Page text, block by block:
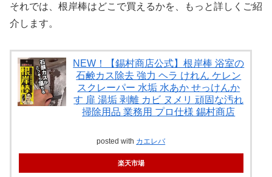
それでは、根岸棒はどこで買えるかを、もっと詳しくご紹
介します。
NEW！【錫村商店公式】根岸棒 浴室の
石鹸カス除去 強力 ヘラ けれん ケレン
スクレーパー 水垢 水あか せっけんか
す 扉 湯垢 剥離 カビ ヌメリ 頑固な汚れ
掃除用品 業務用 プロ仕様 錫村商店
posted with カエレバ
楽天市場